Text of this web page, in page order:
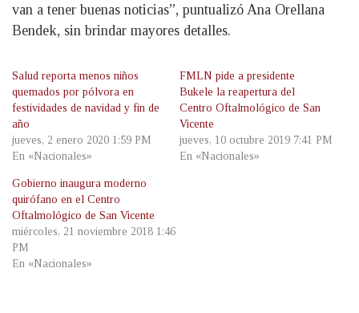
van a tener buenas noticias”, puntualizó Ana Orellana
Bendek, sin brindar mayores detalles.
Salud reporta menos niños
quemados por pólvora en
festividades de navidad y fin de
año
jueves, 2 enero 2020 1:59 PM
En «Nacionales»
FMLN pide a presidente
Bukele la reapertura del
Centro Oftalmológico de San
Vicente
jueves, 10 octubre 2019 7:41 PM
En «Nacionales»
Gobierno inaugura moderno
quirófano en el Centro
Oftalmológico de San Vicente
miércoles, 21 noviembre 2018 1:46
PM
En «Nacionales»